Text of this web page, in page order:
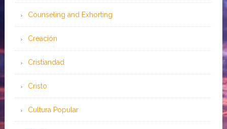
Counseling and Exhorting
Creación
Cristiandad
Cristo
Cultura Popular